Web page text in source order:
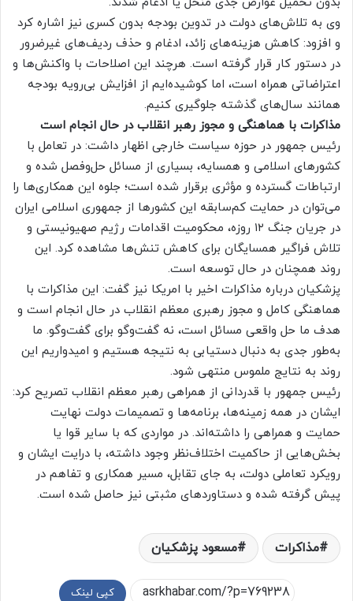
وی به تلاش‌های دولت در تدوین بودجه بدون کسری نیز اشاره کرد
و افزود: کاهش هزینه‌های زائد، ادغام و حذف ردیف‌های غیرضرور
در دستور کار قرار گرفته است. هرچند این اصلاحات با واکنش‌ها و
اعتراضاتی همراه است، اما کوشیده‌ایم از افزایش بی‌رویه بودجه
همانند سال‌های گذشته جلوگیری کنیم.
مذاکرات با هماهنگی و مجوز رهبر انقلاب در حال انجام است
رئیس جمهور در حوزه سیاست خارجی اظهار داشت: در تعامل با
کشورهای اسلامی و همسایه، بسیاری از مسائل حل‌وفصل شده و
ارتباطات گسترده و مؤثری برقرار شده است؛ جلوه این همکاری‌ها را
می‌توان در حمایت کم‌سابقه این کشورها از جمهوری اسلامی ایران
در جریان جنگ ۱۲ روزه، محکومیت اقدامات رژیم صهیونیستی و
تلاش فراگیر همسایگان برای کاهش تنش‌ها مشاهده کرد. این
روند همچنان در حال توسعه است.
پزشکیان درباره مذاکرات اخیر با امریکا نیز گفت: این مذاکرات با
هماهنگی کامل و مجوز رهبری معظم انقلاب در حال انجام است و
هدف ما حل واقعی مسائل است، نه گفت‌وگو برای گفت‌وگو. ما
به‌طور جدی به دنبال دستیابی به نتیجه هستیم و امیدواریم این
روند به نتایج ملموس منتهی شود.
رئیس جمهور با قدردانی از همراهی رهبر معظم انقلاب تصریح کرد:
ایشان در همه زمینه‌ها، برنامه‌ها و تصمیمات دولت نهایت
حمایت و همراهی را داشته‌اند. در مواردی که با سایر قوا یا
بخش‌هایی از حاکمیت اختلاف‌نظر وجود داشته، با درایت ایشان و
رویکرد تعاملی دولت، به جای تقابل، مسیر همکاری و تفاهم در
پیش گرفته شده و دستاوردهای مثبتی نیز حاصل شده است.
مذاکرات مسعود پزشکيان
کپی لینک